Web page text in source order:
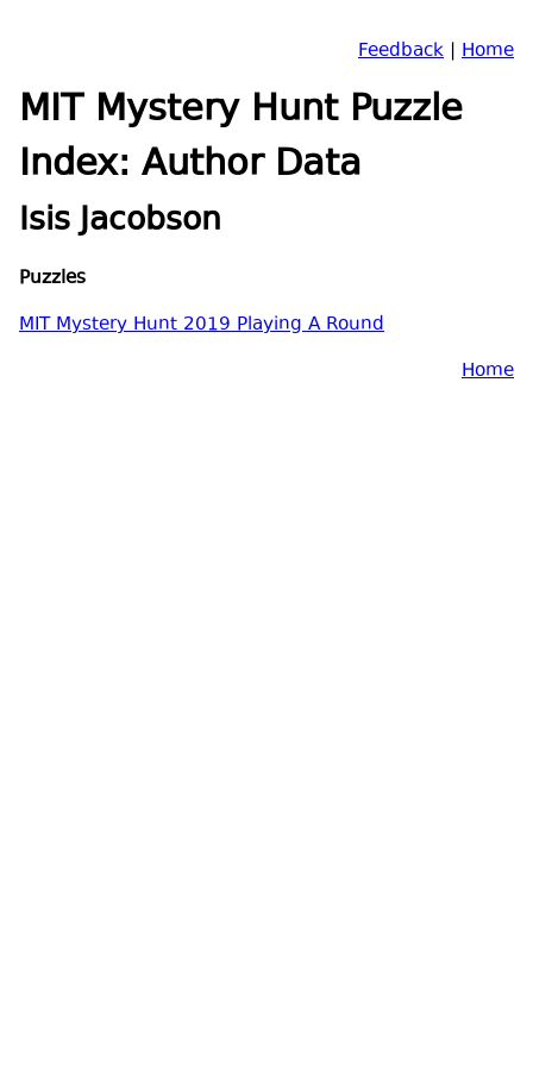
Feedback | Home
MIT Mystery Hunt Puzzle
Index: Author Data
Isis Jacobson
Puzzles
MIT Mystery Hunt 2019 Playing A Round
Home